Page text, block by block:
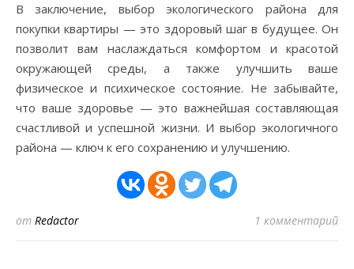
В заключение, выбор экологического района для
покупки квартиры — это здоровый шаг в будущее. Он
позволит вам наслаждаться комфортом и красотой
окружающей среды, а также улучшить ваше
физическое и психическое состояние. Не забывайте,
что ваше здоровье — это важнейшая составляющая
счастливой и успешной жизни. И выбор экологичного
района — ключ к его сохранению и улучшению.
от Redactor 1 комментарий